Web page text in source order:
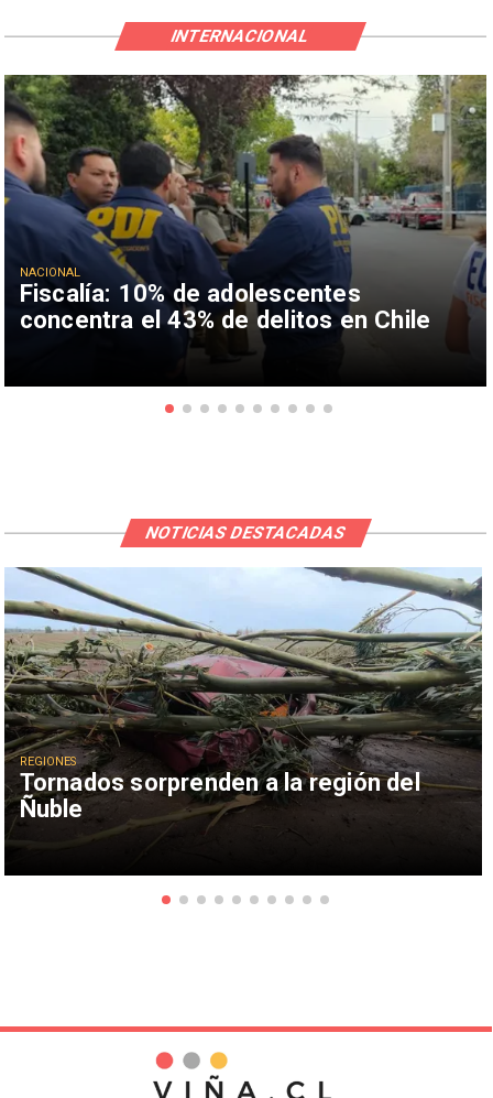
Fiscalía: 10% de adolescentes
concentra el 43% de delitos en Chile
NACIONAL
INTERNACIONAL
Tornados sorprenden a la región del
Ñuble
REGIONES
NOTICIAS DESTACADAS